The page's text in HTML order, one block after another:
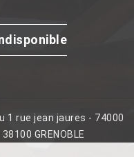
1 rue jean jaures - 74000
GRENOBLE